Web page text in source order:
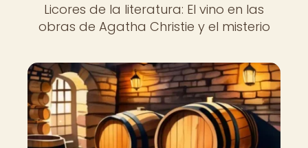
Licores de la literatura: El vino en las
obras de Agatha Christie y el misterio